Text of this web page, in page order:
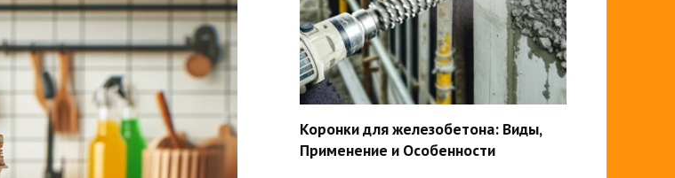
Коронки для железобетона: Виды,
Применение и Особенности